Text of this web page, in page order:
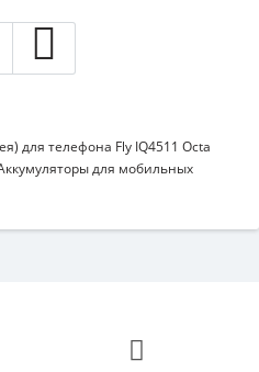
для телефона Fly IQ4511 Octa
для мобильных